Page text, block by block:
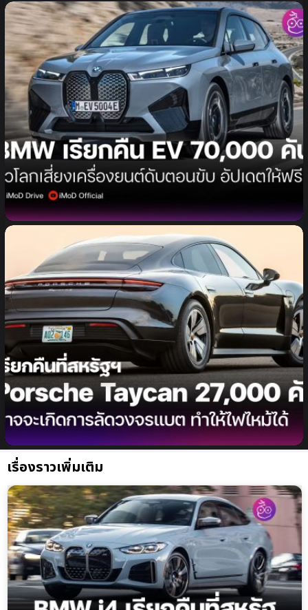
BMW เรียกคืนรถ EV กว่า 70,000 คันทั่วโลก เสี่ยง
เครื่องยนต์ดับขณะขับขี่ เตรียมอัปเดตซอฟต์แวร์แก้ไขฟรี
หรือผ่าน OTA
Porsche เรียกคืน Taycan 27,000 คัน (เฉพาะที่
สหรัฐฯ) เนื่องจากแบตเตอรี่อาจจะเกิดการลัดวงจรได้
เรื่องราวเพิ่มเติม